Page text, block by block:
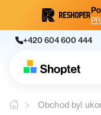
+420 604 600 444
Obchod byl